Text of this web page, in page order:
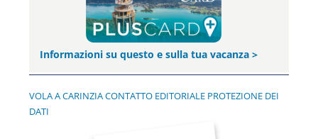
Informazioni su questo e sulla tua vacanza >
VOLA A CARINZIACONTATTO EDITORIALE PROTEZIONE DEI
DATI